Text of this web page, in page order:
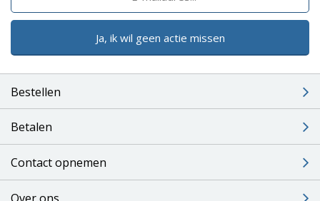
Ja, ik wil geen actie missen
Bestellen
Betalen
Contact opnemen